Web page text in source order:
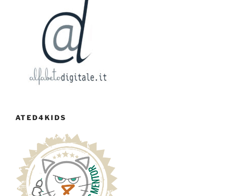
ATED4KIDS